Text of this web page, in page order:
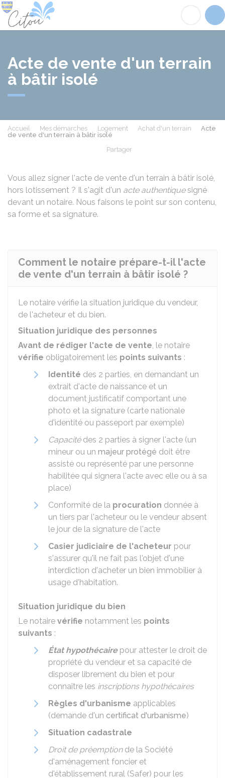
Acte de vente d'un terrain
à bâtir isolé
Accueil Mes démarches Logement Achat d'un terrain
Acte
de vente d'un terrain à bâtir isolé
Partager
Vous allez signer l'acte de vente d'un terrain à bâtir isolé,
hors lotissement ? Il s'agit d'un acte authentiquesigné
devant un notaire. Nous faisons le point sur son contenu,
sa forme et sa signature.
Comment le notaire prépare-t-il l'acte
de vente d'un terrain à bâtir isolé ?
Le notaire vérifie la situation juridique du vendeur,
de l'acheteur et du bien.
Situation juridique des personnes
Avant de rédiger l'acte de vente, le notaire
vérifie obligatoirement les points suivants :
Identité des 2 parties, en demandant un
extrait d'acte de naissance et un
document justificatif comportant une
photo et la signature (carte nationale
d'identité ou passeport par exemple)
Capacité des 2 parties à signer l'acte (un
mineur ou un majeur protégé doit être
assisté ou représenté par une personne
habilitée qui signera l'acte avec elle ou à sa
place)
Conformité de la procuration donnée à
un tiers par l'acheteur ou le vendeur absent
le jour de la signature de l'acte
Casier judiciaire de l'acheteur pour
s'assurer qu'il ne fait pas l'objet d'une
interdiction d'acheter un bien immobilier à
usage d'habitation.
Situation juridique du bien
Le notaire vérifie notamment les points
suivants :
État hypothécairepour attester le droit de
propriété du vendeur et sa capacité de
disposer librement du bien et pour
connaître les inscriptions hypothécaires
Règles d'urbanisme applicables
(demande d'un certificat d'urbanisme)
Situation cadastrale
Droit de préemptionde la Société
d'aménagement foncier et
d'établissement rural (Safer) pour les